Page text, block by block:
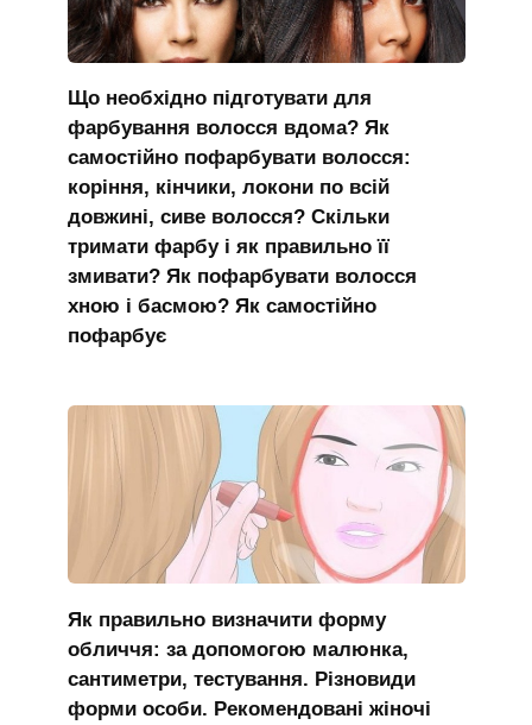
Що необхідно підготувати для
фарбування волосся вдома? Як
самостійно пофарбувати волосся:
коріння, кінчики, локони по всій
довжині, сиве волосся? Скільки
тримати фарбу і як правильно її
змивати? Як пофарбувати волосся
хною і басмою? Як самостійно
пофарбує
Як правильно визначити форму
обличчя: за допомогою малюнка,
сантиметри, тестування. Різновиди
форми особи. Рекомендовані жіночі